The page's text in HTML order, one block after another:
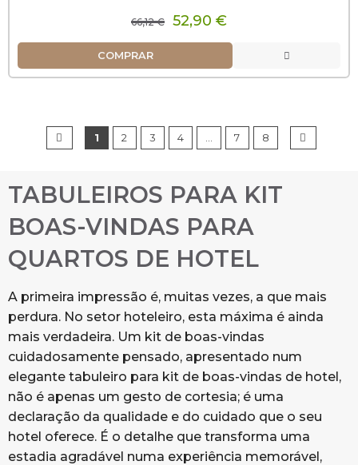
66,12 € 52,90 €
COMPRAR
1 2 3 4 … 7 8
TABULEIROS PARA KIT
BOAS-VINDAS PARA
QUARTOS DE HOTEL
A primeira impressão é, muitas vezes, a que mais
perdura. No setor hoteleiro, esta máxima é ainda
mais verdadeira. Um kit de boas-vindas
cuidadosamente pensado, apresentado num
elegante tabuleiro para kit de boas-vindas de hotel,
não é apenas um gesto de cortesia; é uma
declaração da qualidade e do cuidado que o seu
hotel oferece. É o detalhe que transforma uma
estadia agradável numa experiência memorável,